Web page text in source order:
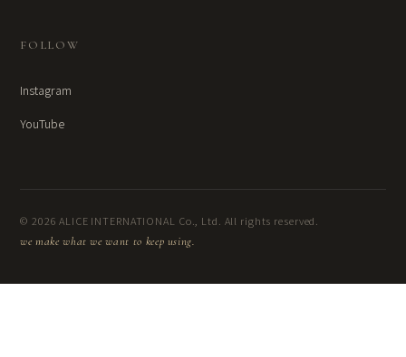
FOLLOW
Instagram
YouTube
© 2026 ALICE INTERNATIONAL Co., Ltd. All rights reserved.
we make what we want to keep using.